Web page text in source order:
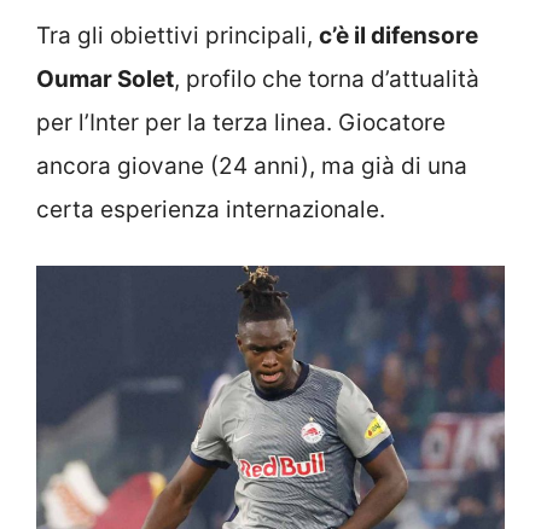
Tra gli obiettivi principali, c’è il difensore
Oumar Solet, profilo che torna d’attualità
per l’Inter per la terza linea. Giocatore
ancora giovane (24 anni), ma già di una
certa esperienza internazionale.